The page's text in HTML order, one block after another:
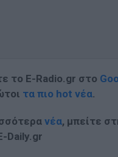
το E-Radio.gr στο
τα πιο hot νέα.
νέα, μπείτε
Daily.gr